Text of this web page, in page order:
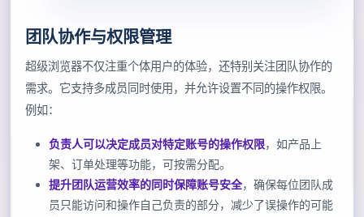
团队协作与权限管理
超级浏览器不仅注重个体用户的体验，还特别关注团队协作的
需求。它支持多成员同时使用，并允许设置不同的操作权限。
例如：
负责人可以决定成员对特定账号的操作权限，如产品上
架、订单处理等功能，可按需分配。
提升团队运营效率的同时保障账号安全，确保每位团队成
员只能访问和操作自己负责的部分，减少了误操作的可能